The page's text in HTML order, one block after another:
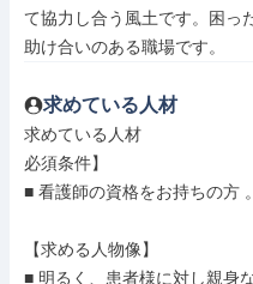
て協力し合う風土です。困っ
助け合いのある職場です。
求めている人材
求めている人材
必須条件】
■ 看護師の資格をお持ちの方 。
【求める人物像】
■ 明るく、患者様に対し親身